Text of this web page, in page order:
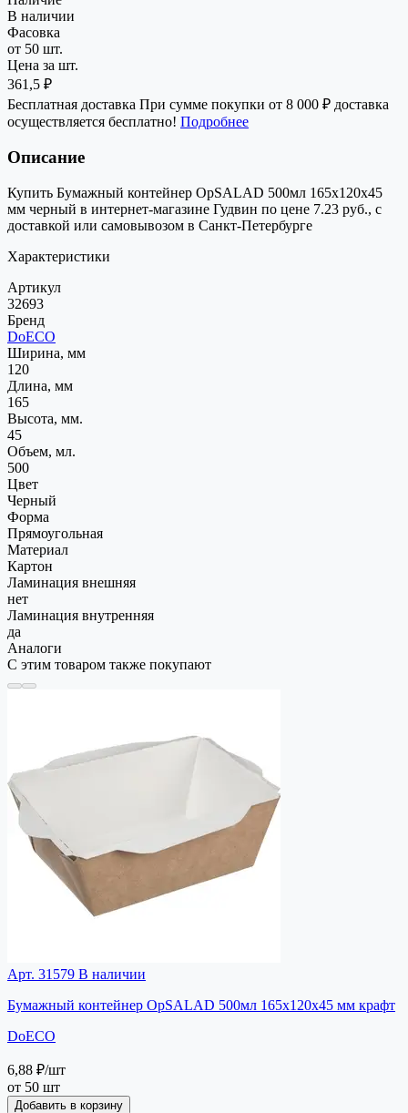
В наличии
Фасовка
от 50 шт.
Цена за шт.
361,5 ₽
Бесплатная доставка При сумме покупки от 8 000 ₽ доставка
осуществляется бесплатно! Подробнее
Описание
Купить Бумажный контейнер OpSALAD 500мл 165x120x45
мм черный в интернет-магазине Гудвин по цене 7.23 руб., с
доставкой или самовывозом в Санкт-Петербурге
Характеристики
Артикул
32693
Бренд
DoECO
Ширина, мм
120
Длина, мм
165
Высота, мм.
45
Объем, мл.
500
Цвет
Черный
Форма
Прямоугольная
Материал
Картон
Ламинация внешняя
нет
Ламинация внутренняя
да
Аналоги
С этим товаром также покупают
Арт. 31579 В наличии
Бумажный контейнер OpSALAD 500мл 165x120x45 мм крафт
DoECO
6,88 ₽/шт
от 50 шт
Добавить в корзину